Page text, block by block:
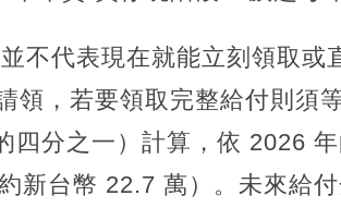
不代表現在就能立刻領取或
領，若要領取完整給付則須
四分之一）計算，依 2026
新台幣 22.7 萬）。未來給